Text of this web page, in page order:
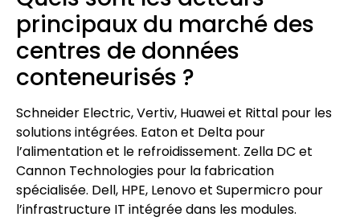
principaux du marché des
centres de données
conteneurisés ?
Schneider Electric, Vertiv, Huawei et Rittal pour les
solutions intégrées. Eaton et Delta pour
l’alimentation et le refroidissement. Zella DC et
Cannon Technologies pour la fabrication
spécialisée. Dell, HPE, Lenovo et Supermicro pour
l’infrastructure IT intégrée dans les modules.